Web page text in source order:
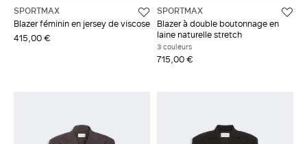
SPORTMAX
Blazer féminin en jersey de viscose
415,00 €
SPORTMAX
Blazer à double boutonnage en
laine naturelle stretch
3 couleurs
715,00 €